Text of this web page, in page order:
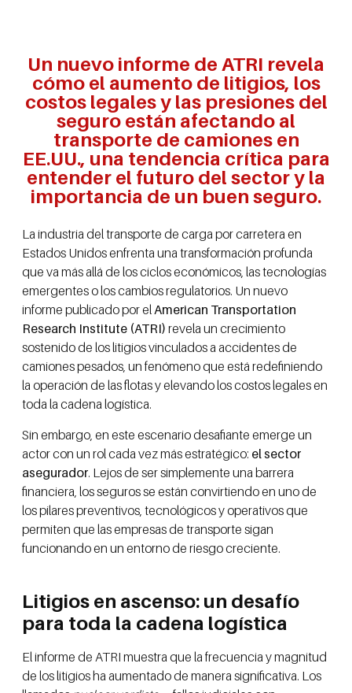
Un nuevo informe de ATRI revela
cómo el aumento de litigios, los
costos legales y las presiones del
seguro están afectando al
transporte de camiones en
EE.UU., una tendencia crítica para
entender el futuro del sector y la
importancia de un buen seguro.
La industria del transporte de carga por carretera en
Estados Unidos enfrenta una transformación profunda
que va más allá de los ciclos económicos, las tecnologías
emergentes o los cambios regulatorios. Un nuevo
informe publicado por elAmerican Transportation
Research Institute (ATRI) revela un crecimiento
sostenido de los litigios vinculados a accidentes de
camiones pesados, un fenómeno que está redefiniendo
la operación de las flotas y elevando los costos legales en
toda la cadena logística.
Sin embargo, en este escenario desafiante emerge un
actor con un rol cada vez más estratégico: el sector
asegurador. Lejos de ser simplemente una barrera
financiera, los seguros se están convirtiendo en uno de
los pilares preventivos, tecnológicos y operativos que
permiten que las empresas de transporte sigan
funcionando en un entorno de riesgo creciente.
Litigios en ascenso: un desafío
para toda la cadena logística
El informe de ATRI muestra que la frecuencia y magnitud
de los litigios ha aumentado de manera significativa. Los